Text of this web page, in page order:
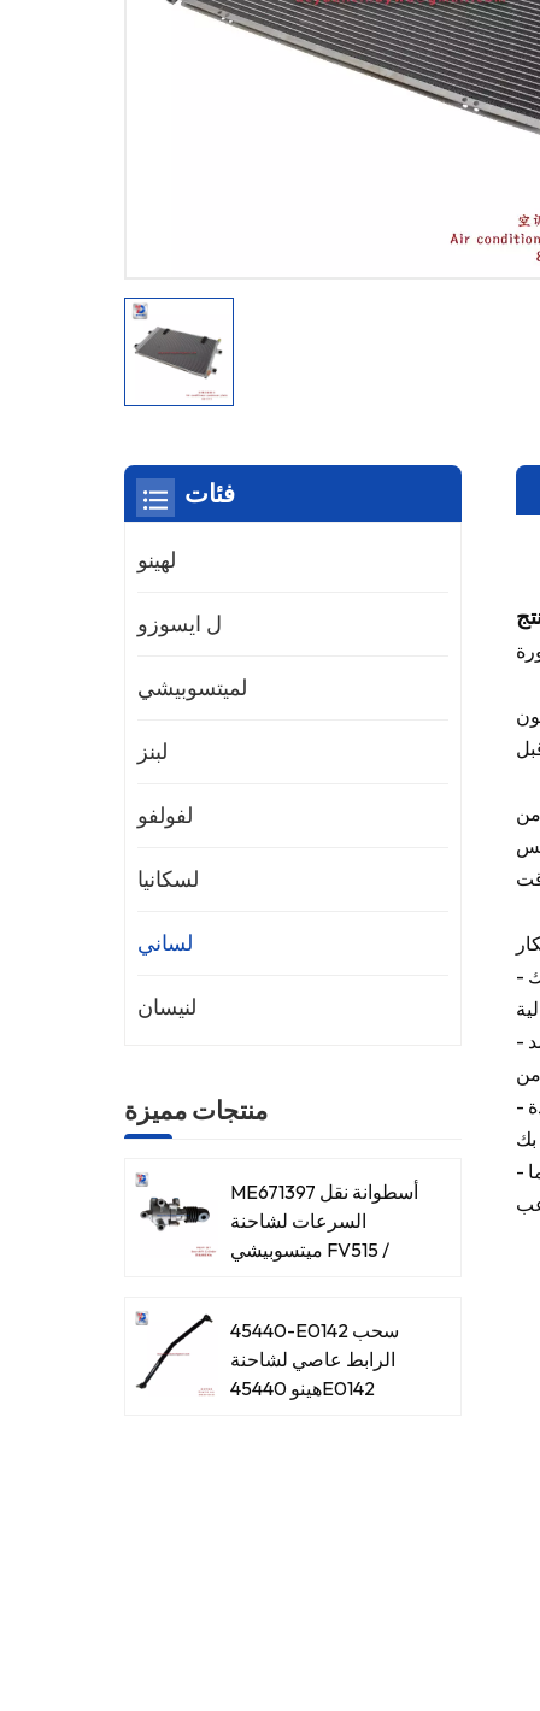
من
- أداء لا مثيل له: تتفوق لوحة مكثف مكيف الهواء لدينا في توفير أداء استثنائي، مما يسمح لمكيف الهواء الخاص بك بتبريد مساحتك
- متانة معززة: صُنعت لوحة المكثف هذه من مواد عالية الجودة لتتحمل الظروف الجوية القاسية، مما يضمن وظائف طويلة الأمد
- كفاءة تبريد مثالية: بفضل تصميمها المتطور، تعمل لوحة المكثف لدينا على تحسين التبادل الحراري، مما يعزز كفاءة التبريد لوحدة
- تركيب خالي من المتاعب: تم تصميمه ليكون سهل الاستخدام، كما أن تركيب لوحة مكثف مكيف الهواء الخاصة بنا أمر سهل. ما
فئات
لهينو
ل ايسوزو
لميتسوبيشي
لبنز
لفولفو
لسكانيا
لساني
لنيسان
منتجات مميزة
ME671397 أسطوانة نقل
السرعات لشاحنة
ميتسوبيشي FV515 /
45440-E0142 سحب
الرابط عاصي لشاحنة
هينو 45440E0142